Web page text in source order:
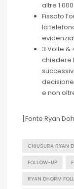
altre
Fissato
la
3 Volte &
chiedere
e non
[Fonte Ryan
CHIUSURA RYAN
FOLLOW-UP
RYAN DHORM